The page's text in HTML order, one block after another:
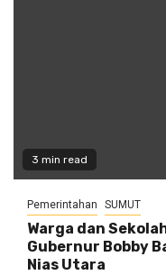
3 min read
Pemerintahan SUMUT
Warga dan
Gubernur Bobby
Nias Utara